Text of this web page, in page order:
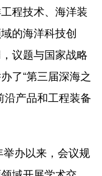
程技术、海洋装
的海洋科技创
议题与国家战略
了“第三届深海之
沿产品和工程装备
办以来，会议规